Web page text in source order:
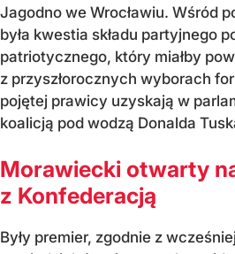
Jagodno we Wrocławiu. Wśród
była kwestia składu partyjnego
patriotycznego, który miałby
z przyszłorocznych wyborach
pojętej prawicy uzyskają w
koalicją pod wodzą Donalda
Morawiecki otwarty
z Konfederacją
Były premier, zgodnie z